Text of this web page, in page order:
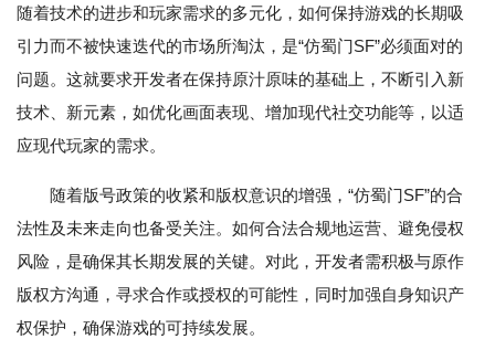
随着技术的进步和玩家需求的多元化，如何保持游戏的长期吸
引力而不被快速迭代的市场所淘汰，是“仿蜀门SF”必须面对的
问题。这就要求开发者在保持原汁原味的基础上，不断引入新
技术、新元素，如优化画面表现、增加现代社交功能等，以适
应现代玩家的需求。
随着版号政策的收紧和版权意识的增强，“仿蜀门SF”的合
法性及未来走向也备受关注。如何合法合规地运营、避免侵权
风险，是确保其长期发展的关键。对此，开发者需积极与原作
版权方沟通，寻求合作或授权的可能性，同时加强自身知识产
权保护，确保游戏的可持续发展。